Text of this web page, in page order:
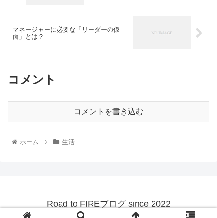
マネージャーに必要な「リーダーの仮
面」とは？
コメント
コメントを書き込む
ホーム 生活
Road to FIREブログ since 2022